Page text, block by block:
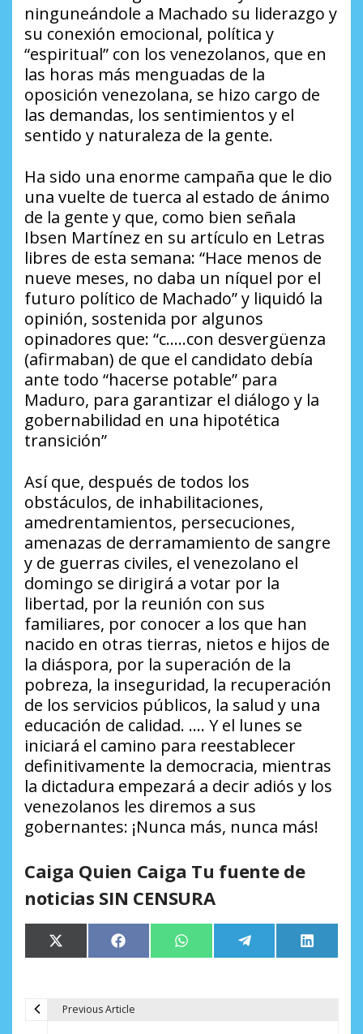
ninguneándole a Machado su liderazgo y
su conexión emocional, política y
“espiritual” con los venezolanos, que en
las horas más menguadas de la
oposición venezolana, se hizo cargo de
las demandas, los sentimientos y el
sentido y naturaleza de la gente.
Ha sido una enorme campaña que le dio
una vuelte de tuerca al estado de ánimo
de la gente y que, como bien señala
Ibsen Martínez en su artículo en Letras
libres de esta semana: “Hace menos de
nueve meses, no daba un níquel por el
futuro político de Machado” y liquidó la
opinión, sostenida por algunos
opinadores que: “c…..con desvergüenza
(afirmaban) de que el candidato debía
ante todo “hacerse potable” para
Maduro, para garantizar el diálogo y la
gobernabilidad en una hipotética
transición”
Así que, después de todos los
obstáculos, de inhabilitaciones,
amedrentamientos, persecuciones,
amenazas de derramamiento de sangre
y de guerras civiles, el venezolano el
domingo se dirigirá a votar por la
libertad, por la reunión con sus
familiares, por conocer a los que han
nacido en otras tierras, nietos e hijos de
la diáspora, por la superación de la
pobreza, la inseguridad, la recuperación
de los servicios públicos, la salud y una
educación de calidad. …. Y el lunes se
iniciará el camino para reestablecer
definitivamente la democracia, mientras
la dictadura empezará a decir adiós y los
venezolanos les diremos a sus
gobernantes: ¡Nunca más, nunca más!
Caiga Quien Caiga Tu fuente de
noticias SIN CENSURA
Compartir
en
X
(Twitter)
Compartir
en
Facebook Compartir
en
WhatsApp Compartir
en
Telegram
en
LinkedIn
Previous Article